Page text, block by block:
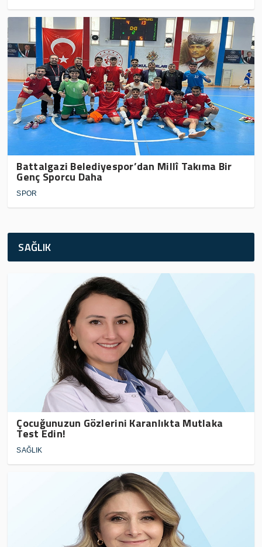
Battalgazi Belediyespor’dan Millî Takıma Bir
Genç Sporcu Daha
SPOR
SAĞLIK
Çocuğunuzun Gözlerini Karanlıkta Mutlaka
Test Edin!
SAĞLIK